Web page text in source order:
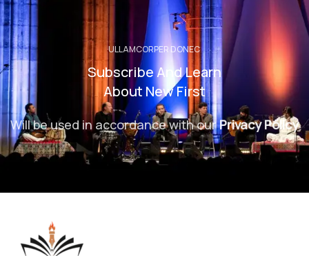
ULLAMCORPER DONEC
Subscribe And Learn
About New First
Will be used in accordance with ourPrivacy Policy